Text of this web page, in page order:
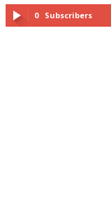
0 Subscribers